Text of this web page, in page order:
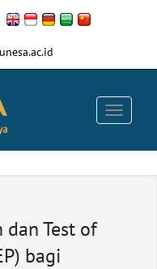
dan Test of
bagi